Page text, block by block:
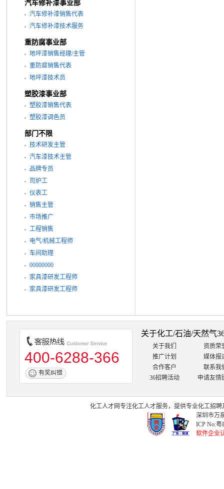
汽车修补漆事业部
汽车修补漆销售代表
汽车修补漆技术服务
重防腐事业部
地坪漆销售经理/主管
重防腐销售代表
地坪漆技术员
塑胶漆事业部
塑胶漆销售代表
塑胶漆调色员
部门不限
技术研发主管
汽车漆技术主管
品牌专员
司炉工
仪表工
销售主管
市场推广
工程销售
电气/机械工程师
车间助理
00000000
家具漆研发工程师
家具漆研发工程师
400-6288-366
有奖纠错
关于化工/石油/天然气
关于我们
资质荣
推广计划
媒体报
合作客户
联系我
36招聘活动
申请友情
化工人才网专注化工人才服务，提供专业化工招聘
深圳市万
ICP No:粤
软件企业